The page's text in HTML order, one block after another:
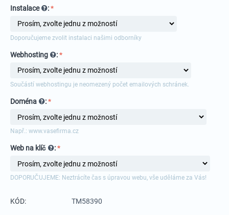
Instalace :
Doporučujeme zvolit instalaci našimi odborníky
Webhosting :
Součástí webhostingu je neomezený počet emailových schránek.
Doména :
Např.: www.vasefirma.cz
Web na klíč :
DOPORUČUJEME: Neztrácíte čas s úpravou webu, vše uděláme za Vás!
KÓD: TM58390